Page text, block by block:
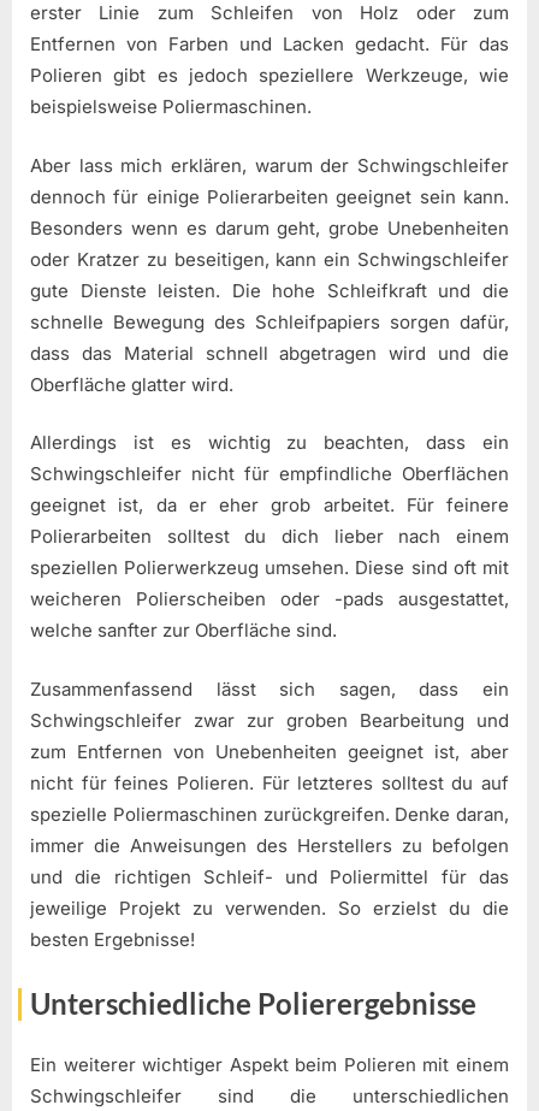
erster Linie zum Schleifen von Holz oder zum
Entfernen von Farben und Lacken gedacht. Für das
Polieren gibt es jedoch speziellere Werkzeuge, wie
beispielsweise Poliermaschinen.
Aber lass mich erklären, warum der Schwingschleifer
dennoch für einige Polierarbeiten geeignet sein kann.
Besonders wenn es darum geht, grobe Unebenheiten
oder Kratzer zu beseitigen, kann ein Schwingschleifer
gute Dienste leisten. Die hohe Schleifkraft und die
schnelle Bewegung des Schleifpapiers sorgen dafür,
dass das Material schnell abgetragen wird und die
Oberfläche glatter wird.
Allerdings ist es wichtig zu beachten, dass ein
Schwingschleifer nicht für empfindliche Oberflächen
geeignet ist, da er eher grob arbeitet. Für feinere
Polierarbeiten solltest du dich lieber nach einem
speziellen Polierwerkzeug umsehen. Diese sind oft mit
weicheren Polierscheiben oder -pads ausgestattet,
welche sanfter zur Oberfläche sind.
Zusammenfassend lässt sich sagen, dass ein
Schwingschleifer zwar zur groben Bearbeitung und
zum Entfernen von Unebenheiten geeignet ist, aber
nicht für feines Polieren. Für letzteres solltest du auf
spezielle Poliermaschinen zurückgreifen. Denke daran,
immer die Anweisungen des Herstellers zu befolgen
und die richtigen Schleif- und Poliermittel für das
jeweilige Projekt zu verwenden. So erzielst du die
besten Ergebnisse!
Unterschiedliche Polierergebnisse
Ein weiterer wichtiger Aspekt beim Polieren mit einem
Schwingschleifer sind die unterschiedlichen